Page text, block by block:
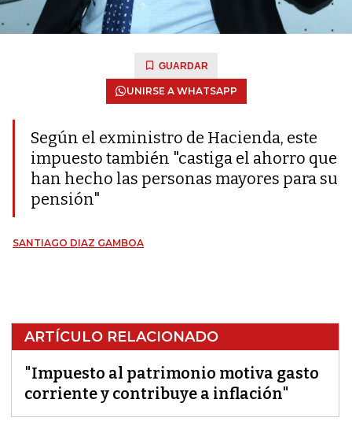
GUARDAR
UNIRSE A WHATSAPP
Según el exministro de Hacienda, este
impuesto también "castiga el ahorro que
han hecho las personas mayores para su
pensión"
SANTIAGO DIAZ GAMBOA
ARTÍCULO RELACIONADO
"Impuesto al patrimonio motiva gasto
corriente y contribuye a inflación"